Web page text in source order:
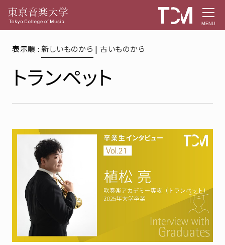
MENU
表示順 : 新しいものから | 古いものから
トランペット